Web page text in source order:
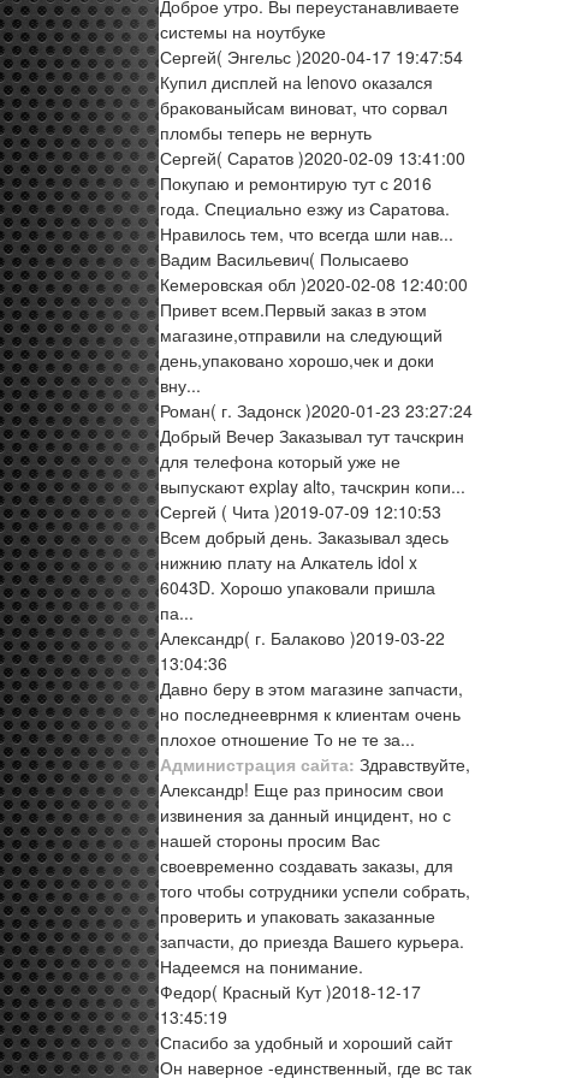
Доброе утро. Вы переустанавливаете
системы на ноутбуке
Сергей( Энгельс )2020-04-17 19:47:54
Купил дисплей на lenovo оказался
бракованыйсам виноват, что сорвал
пломбы теперь не вернуть
Сергей( Саратов )2020-02-09 13:41:00
Покупаю и ремонтирую тут с 2016
года. Специально езжу из Саратова.
Нравилось тем, что всегда шли нав...
Вадим Васильевич( Полысаево
Кемеровская обл )2020-02-08 12:40:00
Привет всем.Первый заказ в этом
магазине,отправили на следующий
день,упаковано хорошо,чек и доки
вну...
Роман( г. Задонск )2020-01-23 23:27:24
Добрый Вечер Заказывал тут тачскрин
для телефона который уже не
выпускают explay alto, тачскрин копи...
Сергей ( Чита )2019-07-09 12:10:53
Всем добрый день. Заказывал здесь
нижнию плату на Алкатель idol x
6043D. Хорошо упаковали пришла
па...
Александр( г. Балаково )2019-03-22
13:04:36
Давно беру в этом магазине запчасти,
но последнееврнмя к клиентам очень
плохое отношение То не те за...
Администрация сайта: Здравствуйте,
Александр! Еще раз приносим свои
извинения за данный инцидент, но с
нашей стороны просим Вас
своевременно создавать заказы, для
того чтобы сотрудники успели собрать,
проверить и упаковать заказанные
запчасти, до приезда Вашего курьера.
Надеемся на понимание.
Федор( Красный Кут )2018-12-17
13:45:19
Спасибо за удобный и хороший сайт
Он наверное -единственный, где вс так